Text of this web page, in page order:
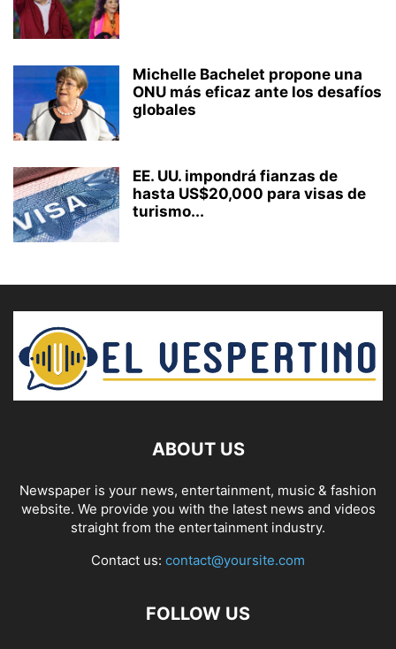
Michelle Bachelet propone una
ONU más eficaz ante los desafíos
globales
EE. UU. impondrá fianzas de
hasta US$20,000 para visas de
turismo...
ABOUT US
Newspaper is your news, entertainment, music & fashion
website. We provide you with the latest news and videos
straight from the entertainment industry.
Contact us: contact@yoursite.com
FOLLOW US